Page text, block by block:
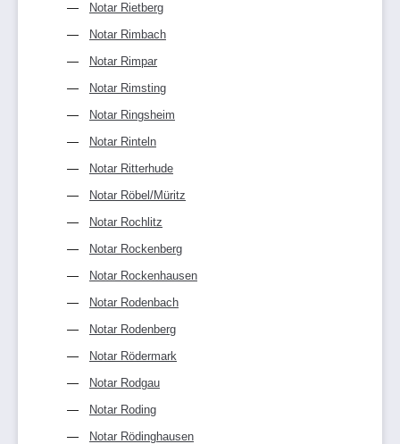
Notar Rietberg
Notar Rimbach
Notar Rimpar
Notar Rimsting
Notar Ringsheim
Notar Rinteln
Notar Ritterhude
Notar Röbel/Müritz
Notar Rochlitz
Notar Rockenberg
Notar Rockenhausen
Notar Rodenbach
Notar Rodenberg
Notar Rödermark
Notar Rodgau
Notar Roding
Notar Rödinghausen